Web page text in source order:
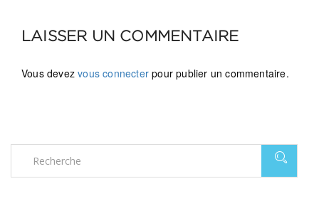
LAISSER UN COMMENTAIRE
Vous devezvous connecter pour publier un commentaire.